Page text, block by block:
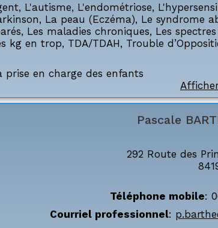
, L'autisme, L'endométriose,
, La peau (Eczéma), Le syndrome
, Les maladies chroniques, Les
kg en trop, TDA/TDAH, Trouble
en charge des enfants
Pascale
292 Route des
Téléphone mobile:
Courriel professionnel: